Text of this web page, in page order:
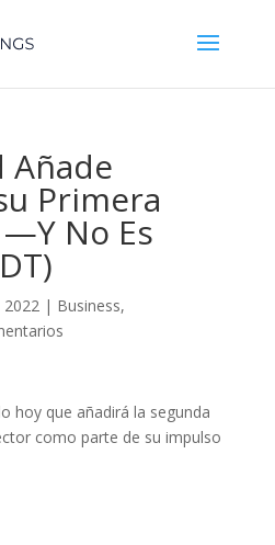
Añade
Primera
No Es
2022| Business,
hoy que añadirá la segunda
como parte de su impulso